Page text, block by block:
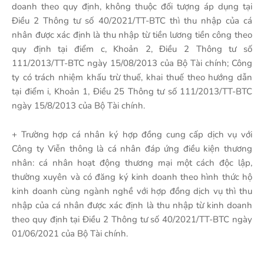
doanh theo quy định, không thuộc đối tượng áp dụng tại
Điều 2 Thông tư số 40/2021/TT-BTC thì thu nhập của cá
nhân được xác định là thu nhập từ tiền lương tiền công theo
quy định tại điểm c, Khoản 2, Điều 2 Thông tư số
111/2013/TT-BTC ngày 15/08/2013 của Bộ Tài chính; Công
ty có trách nhiệm khấu trừ thuế, khai thuế theo hướng dẫn
tại điểm i, Khoản 1, Điều 25 Thông tư số 111/2013/TT-BTC
ngày 15/8/2013 của Bộ Tài chính.
+ Trường hợp cá nhân ký hợp đồng cung cấp dịch vụ với
Công ty Viễn thông là cá nhân đáp ứng điều kiện thương
nhân: cá nhân hoạt động thương mại một cách độc lập,
thường xuyên và có đăng ký kinh doanh theo hình thức hộ
kinh doanh cùng ngành nghề với hợp đồng dịch vụ thì thu
nhập của cá nhân được xác định là thu nhập từ kinh doanh
theo quy định tại Điều 2 Thông tư số 40/2021/TT-BTC ngày
01/06/2021 của Bộ Tài chính.